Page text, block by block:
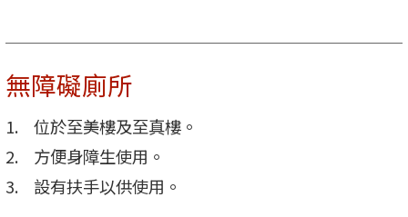
無障礙廁所
位於至美樓及至真樓。
方便身障生使用。
設有扶手以供使用。